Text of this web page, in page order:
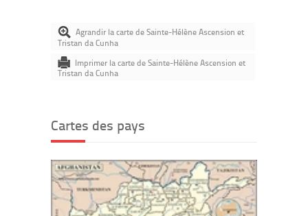
Agrandir la carte de Sainte-Hélène Ascension et
Tristan da Cunha
Imprimer la carte de Sainte-Hélène Ascension et
Tristan da Cunha
Cartes des pays